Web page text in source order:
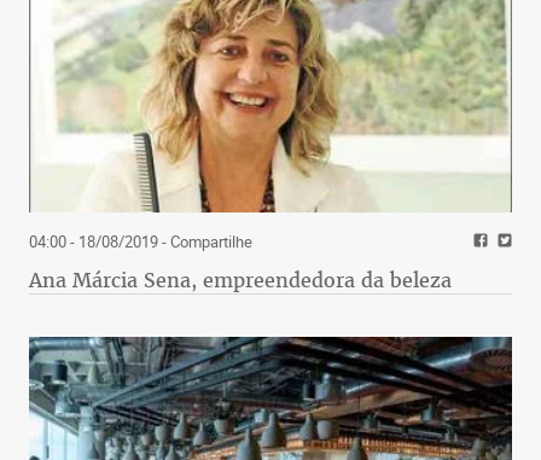
04:00 - 18/08/2019- Compartilhe
Ana Márcia Sena, empreendedora da beleza